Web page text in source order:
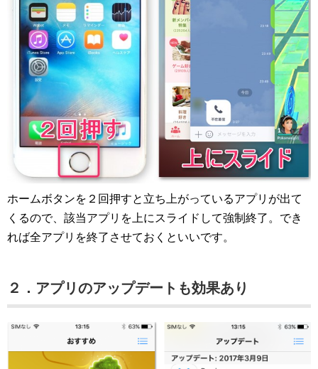
ホームボタンを２回押すと立ち上がっているアプリが出て
くるので、該当アプリを上にスライドして強制終了。でき
れば全アプリを終了させておくといいです。
２．アプリのアップデートも効果あり